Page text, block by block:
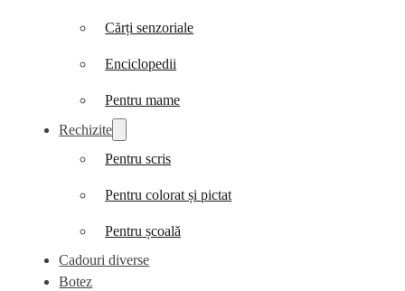
Cărți senzoriale
Enciclopedii
Pentru mame
Rechizite
Pentru scris
Pentru colorat și pictat
Pentru școală
Cadouri diverse
Botez